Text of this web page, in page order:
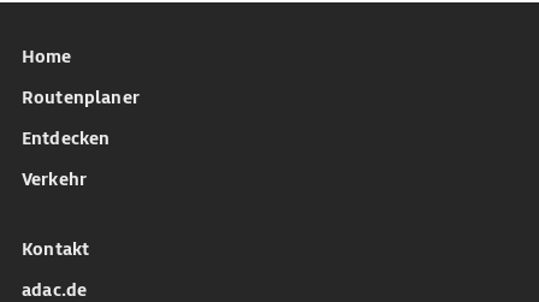
Home
Routenplaner
Entdecken
Verkehr
Kontakt
adac.de